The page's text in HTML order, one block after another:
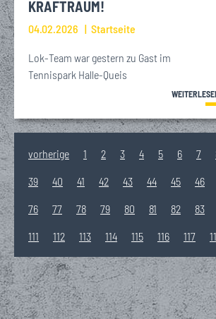
KRAFTRAUM!
04.02.2026 Startseite
Lok-Team war gestern zu Gast im
Tennispark Halle-Queis
vorherige 1 2 3 4 5 6 7
39 40 41 42 43 44 45 46
76 77 78 79 80 81 82 83
111 112 113 114 115 116 117